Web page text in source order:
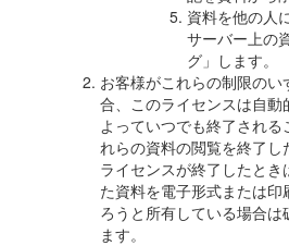
資料を他の人
サーバー上の
グ」します。
お客様がこれらの制限の
合、このライセンスは自動
よっていつでも終了される
れらの資料の閲覧を終了
ライセンスが終了したとき
た資料を電子形式または印
ろうと所有している場合は
ます。